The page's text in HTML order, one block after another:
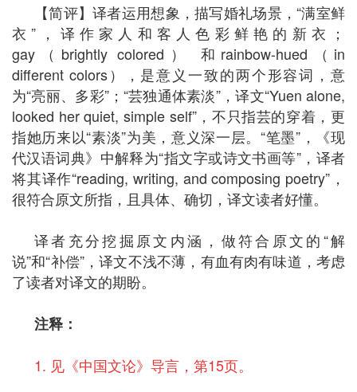
【简评】译者运用想象，描写婚礼场景，“满室鲜
衣”，译作家人和客人色彩鲜艳的新衣；
gay（brightly colored） 和rainbow-hued（in
different colors），是意义一致的两个形容词，意
为“亮丽、多彩”；“芸独通体素淡”，译文“Yuen alone,
looked her quiet, simple self”，不只指芸的穿着，更
指她历来以“素淡”为美，意义深一层。“笔墨”，《现
代汉语词典》中解释为“指文字或诗文书画等”，译者
将其译作“reading, writing, and composing poetry”，
很符合原文所指，且具体、确切，译文读者好懂。
译者充分挖掘原文内涵，做符合原文的“解
说”和“补偿”，译文不浅不薄，有血有肉有味道，考虑
了读者对译文的期盼。
注释：
1. 见《中国文论》导言，第15页。